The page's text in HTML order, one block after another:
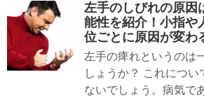
左手のしびれの原因
能性を紹介！小指や
位ごとに原因が変わ
左手の痺れというのは
しょうか？ これにつ
ないでしょう。病気で